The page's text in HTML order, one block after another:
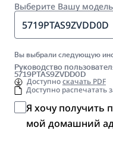
Выберите Вашу
5719PTAS9ZVDD0D
Вы выбрали следующую
Руководство
5719PTAS9ZVDD0D
Доступноскачать PDF
Доступно распечатать
Я хочу получить
мой домашний